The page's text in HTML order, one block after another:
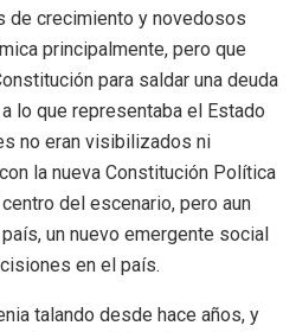
de crecimiento y novedosos
principalmente, pero que
para saldar una deuda
lo que representaba el Estado
no eran visibilizados ni
la nueva Constitución Política
del escenario, pero aun
un nuevo emergente social
en el país.
talando desde hace años, y